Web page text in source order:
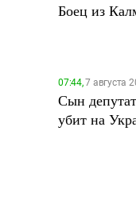
Боец из
07:44,7 августа
Сын
убит на